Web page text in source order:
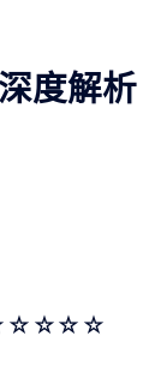
度解析
☆☆☆☆